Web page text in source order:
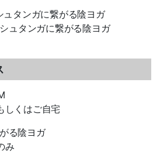
ンガに繋がる陰ヨガ
タンガに繋がる陰ヨガ
しくはご自宅
る陰ヨガ
み